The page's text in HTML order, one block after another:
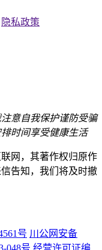
隐私政策
注意自我保护谨防受骗
时间享受健康生活
网，其著作权归原作
告知，我们将及时撤
号 川公网安备
048号 经营许可证编